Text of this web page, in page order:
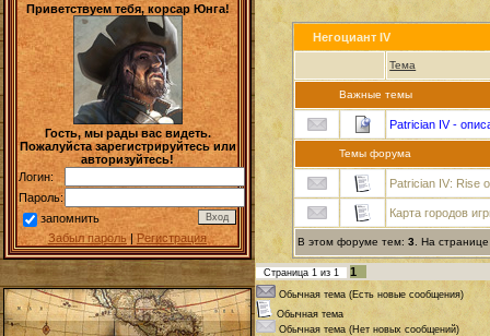
Приветствуем тебя, корсар Юнга!
Гость, мы рады вас видеть.
Пожалуйста зарегистрируйтесь или
авторизуйтесь!
Логин:
Пароль:
запомнить
Забыл пароль|Регистрация
Негоциант IV
Тема
Важные темы
Patrician IV -
Темы форума
Patrician IV: Rise
Карта городов
В этом форуме тем:3 . На
Страница 1 из 1 1
Обычная тема (Есть новые сообщения)
Обычная тема
Обычная тема (Нет новых сообщений)